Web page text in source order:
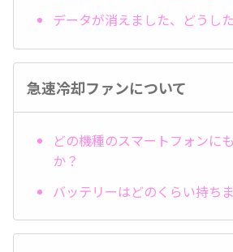
データが消えました、どうし
急速冷却ファンについて
どの機種のスマートフォンに
か？
バッテリーはどのくらい持ち